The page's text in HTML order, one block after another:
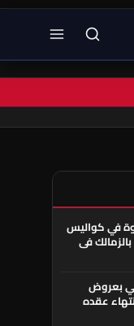
في كواليس
في
بعروض
عقده